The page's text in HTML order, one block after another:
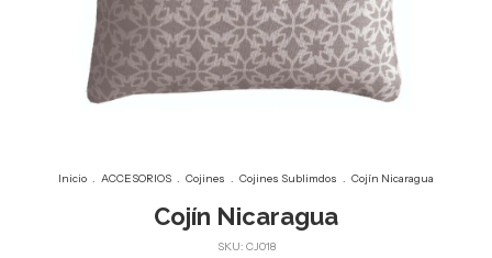
Inicio . ACCESORIOS . Cojines . Cojines Sublimdos . Cojín Nicaragua
Cojín Nicaragua
SKU: CJ018